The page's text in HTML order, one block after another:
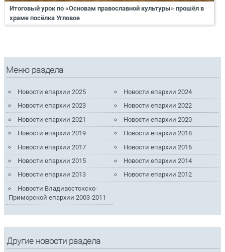
Итоговый урок по «Основам православной культуры» прошёл в
храме посёлка Угловое
Меню раздела
Новости епархии 2025
Новости епархии 2024
Новости епархии 2023
Новости епархии 2022
Новости епархии 2021
Новости епархии 2020
Новости епархии 2019
Новости епархии 2018
Новости епархии 2017
Новости епархии 2016
Новости епархии 2015
Новости епархии 2014
Новости епархии 2013
Новости епархии 2012
Новости Владивостокско-
Приморской епархии 2003-2011
Другие новости раздела